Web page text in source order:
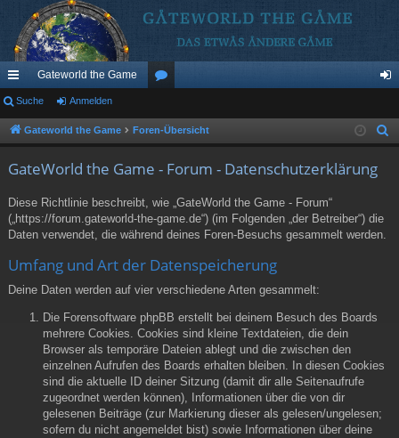
ch
ne
riff
Gateworld the Game
en m
Suche Anmelden
Gateworld the Game Foren-Übersicht
GateWorld the Game - Forum - Datenschutzerklärung
Diese Richtlinie beschreibt, wie „GateWorld the Game - Forum“
(„https://forum.gateworld-the-game.de“) (im Folgenden „der Betreiber“) die
Daten verwendet, die während deines Foren-Besuchs gesammelt werden.
Umfang und Art der Datenspeicherung
Deine Daten werden auf vier verschiedene Arten gesammelt:
Die Forensoftware phpBB erstellt bei deinem Besuch des Boards
mehrere Cookies. Cookies sind kleine Textdateien, die dein
Browser als temporäre Dateien ablegt und die zwischen den
einzelnen Aufrufen des Boards erhalten bleiben. In diesen Cookies
sind die aktuelle ID deiner Sitzung (damit dir alle Seitenaufrufe
zugeordnet werden können), Informationen über die von dir
gelesenen Beiträge (zur Markierung dieser als gelesen/ungelesen;
sofern du nicht angemeldet bist) sowie Informationen über deine